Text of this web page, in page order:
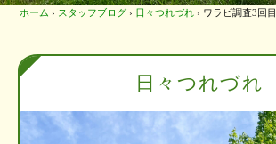
ホーム › スタッフブログ › 日々つれづれ › ワラビ調査3回目
日々つれづれ